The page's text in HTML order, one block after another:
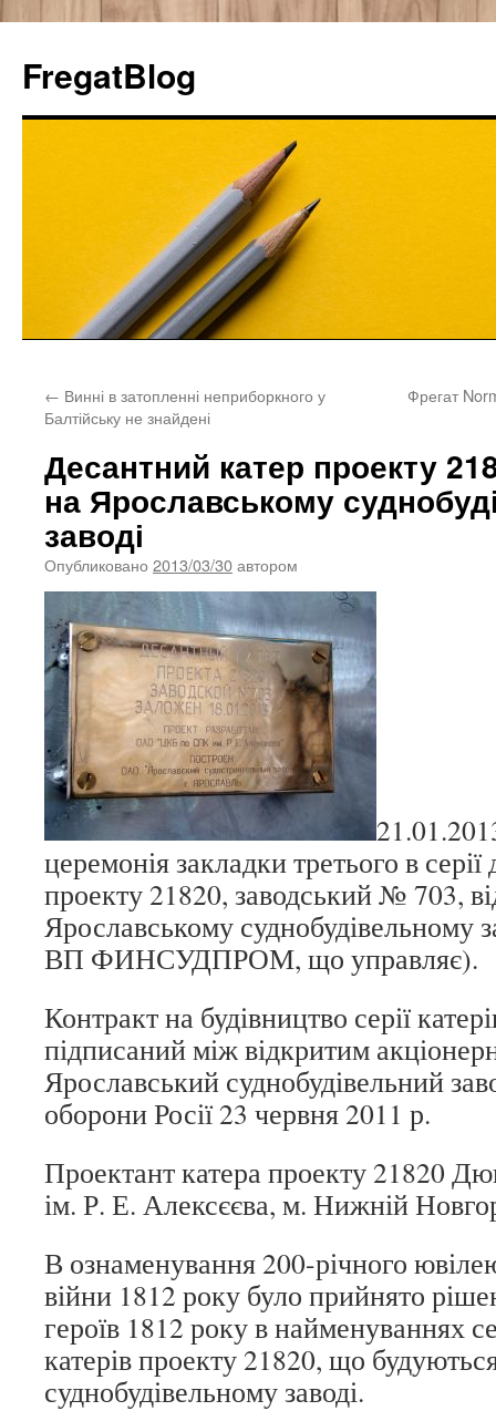
FregatBlog
← Винні в затопленні неприборкного у
Балтійську не знайдені
Фрегат
Десантний катер проекту
на Ярославському
заводі
Опубликовано 2013/03/30автором
церемонія закладки третього в
проекту 21820, заводський № 703,
Ярославському суднобудівельному
ВП ФИНСУДПРОМ, що управляє).
Контракт на будівництво серії
підписаний між відкритим
Ярославський суднобудівельний
оборони Росії 23 червня 2011 р.
Проектант катера проекту 21820
ім. Р. Е. Алексєєва, м. Нижній
В ознаменування 200-річного
війни 1812 року було прийнято
героїв 1812 року в найменуваннях
катерів проекту 21820, що
суднобудівельному заводі.